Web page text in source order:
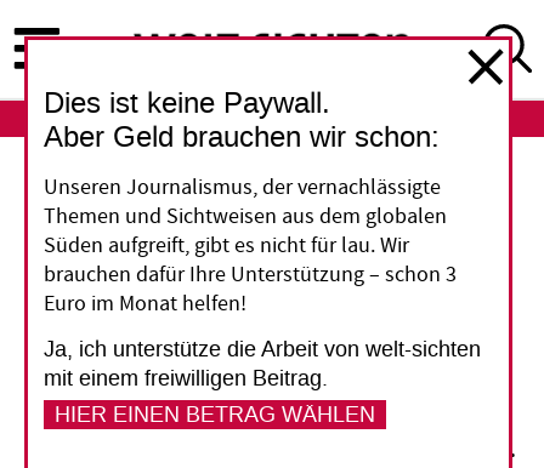
zum
Inhalt
ABO
„Die Aufrüstungsstrategie beenden“
Sollte die SPD nach der Bundestagswahl am 22.
September in die Regierung kommen, will die
Präsidentin von „Brot für die Welt“ das
Entwicklungsressort übernehmen. Als erstes
würde sie sich für eine Beschränkung von
Rüstungsexporten einsetzen, sagt Cornelia
Füllkrug-Weitzel im Gespräch mit „welt-sichten“.
Dies ist keine Paywall.
Aber Geld brauchen wir schon:
Unseren Journalismus, der vernachlässigte
Themen und Sichtweisen aus dem globalen
Süden aufgreift, gibt es nicht für lau. Wir
brauchen dafür Ihre Unterstützung – schon 3
Euro im Monat helfen!
Ja, ich unterstütze die Arbeit von welt-sichten
mit einem freiwilligen Beitrag.
HIER EINEN BETRAG WÄHLEN